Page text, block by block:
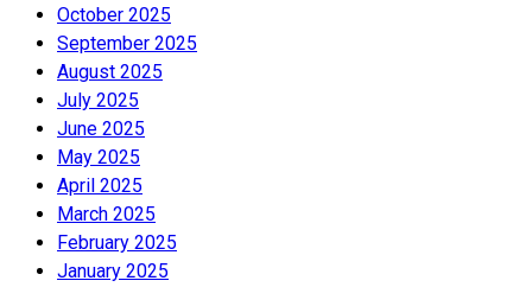
October 2025
September 2025
August 2025
July 2025
June 2025
May 2025
April 2025
March 2025
February 2025
January 2025